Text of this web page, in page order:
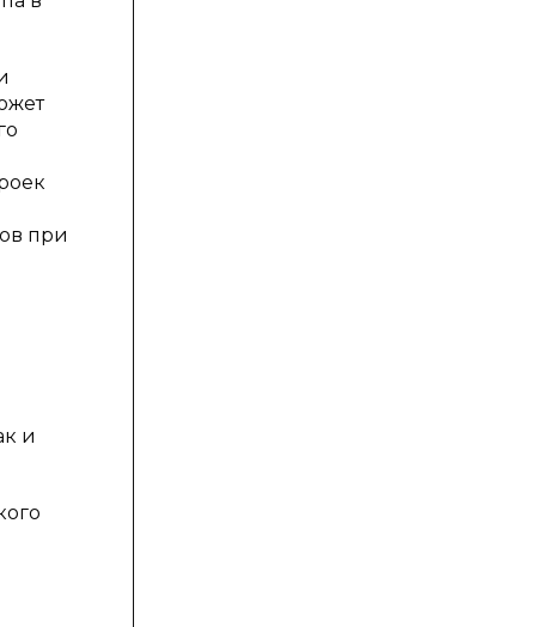
при
и